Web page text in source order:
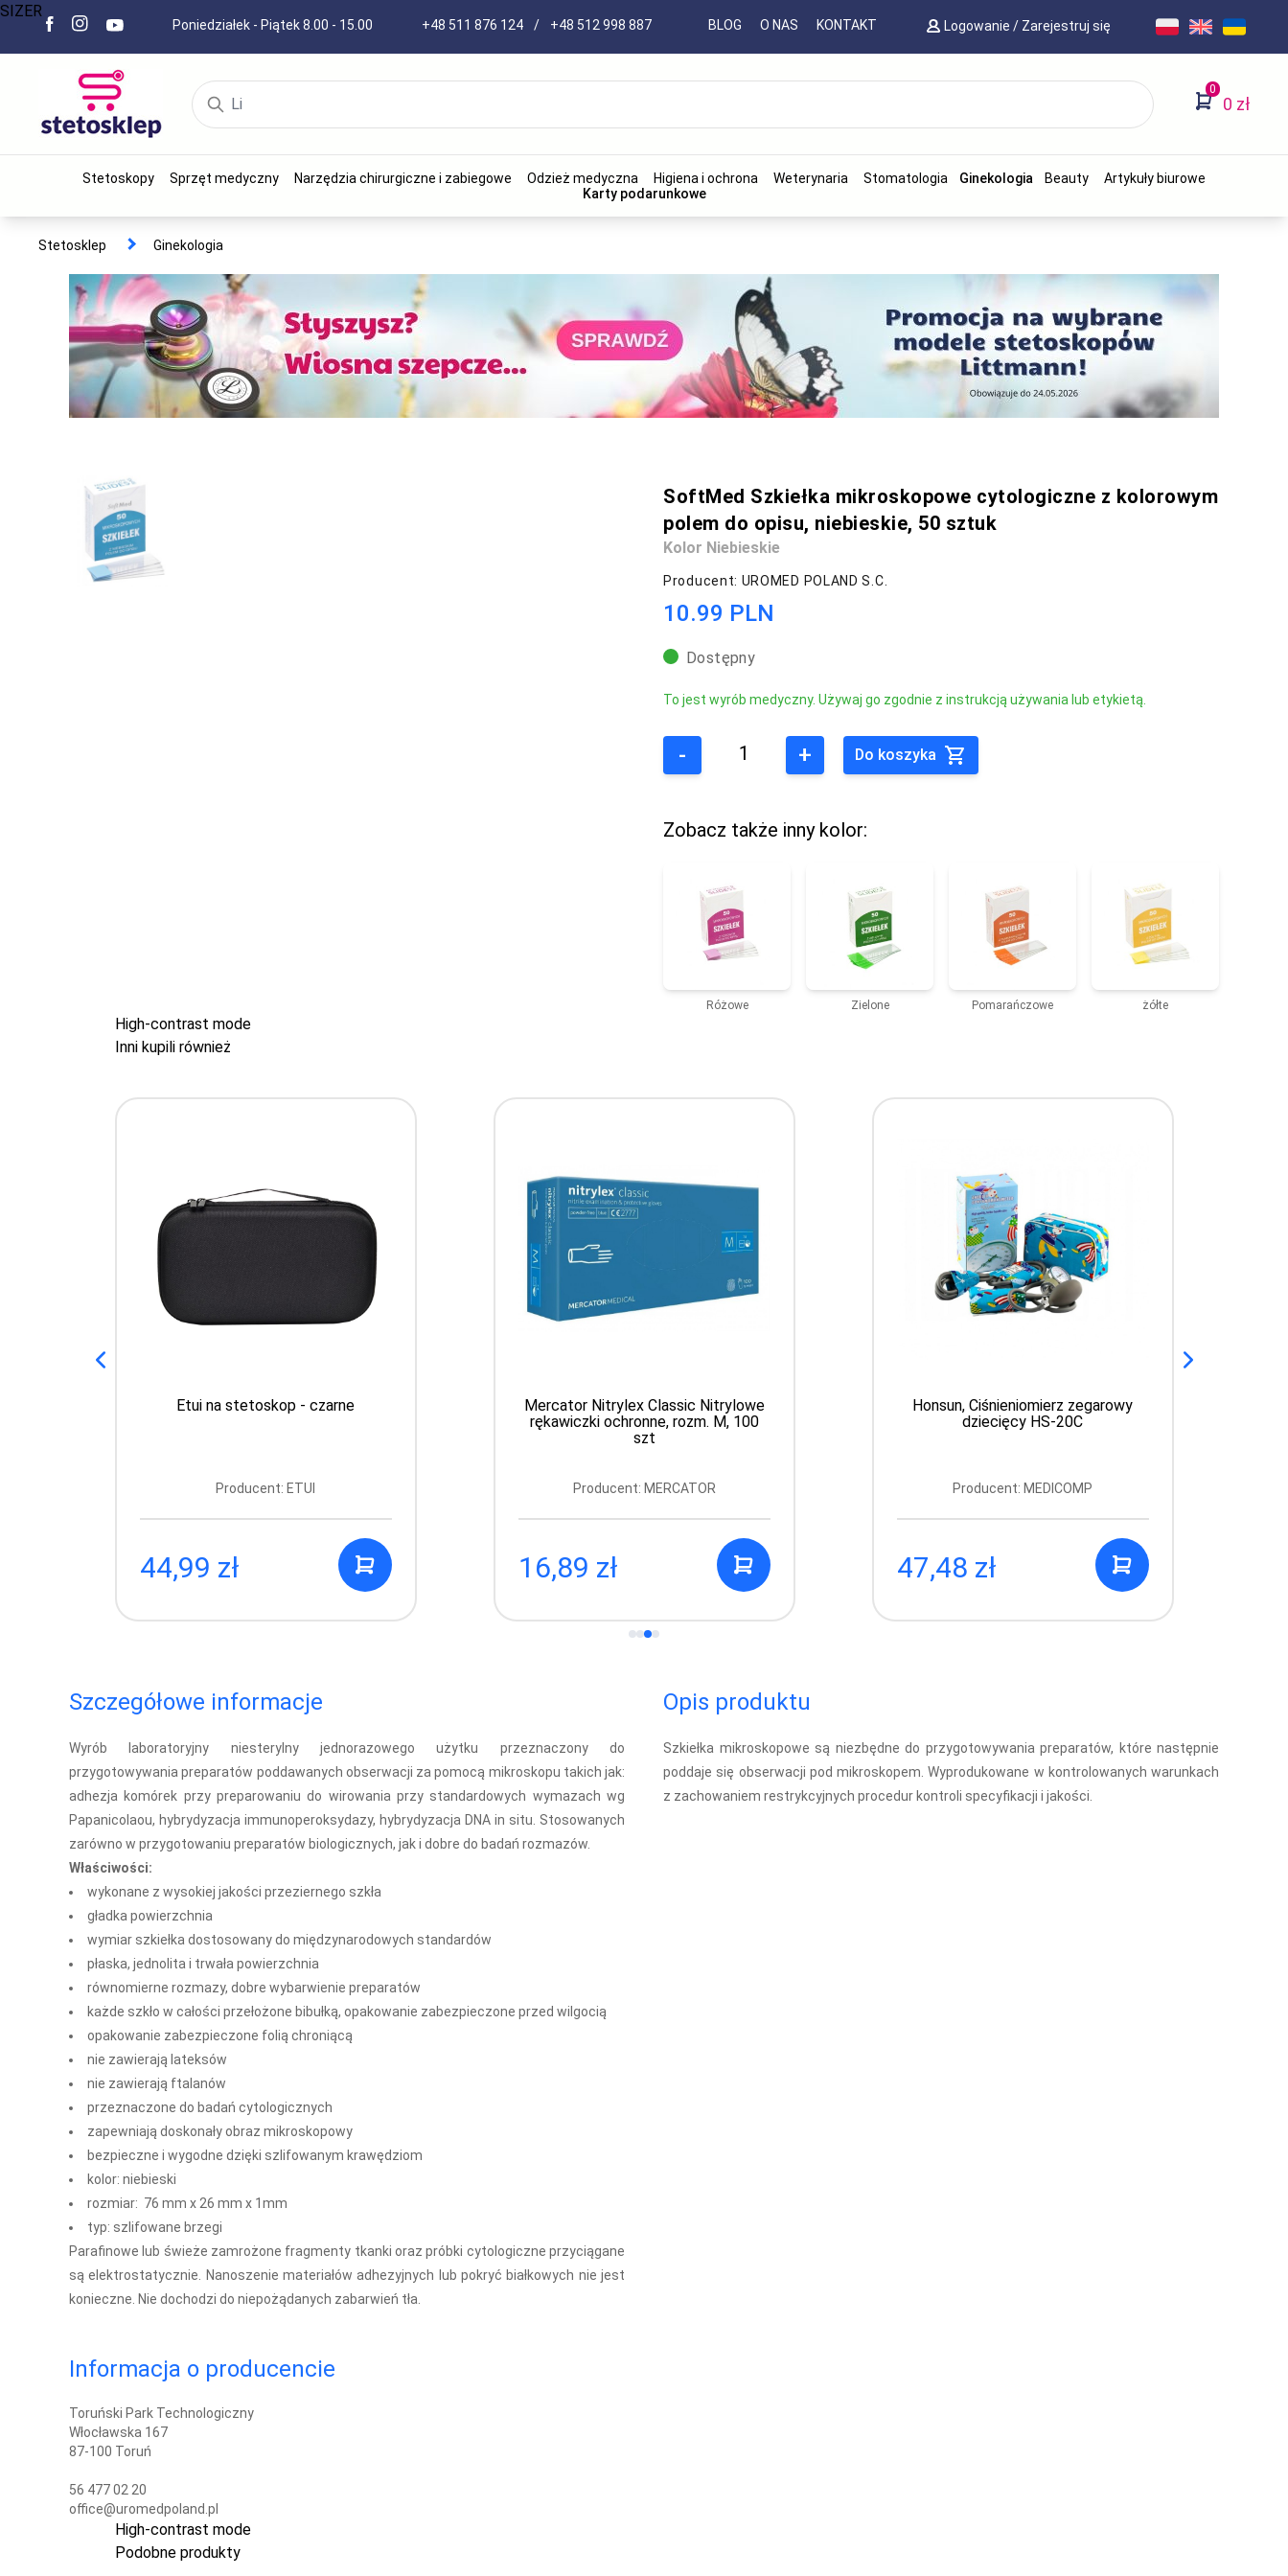
Poniedziałek - Piątek 8.00 - 15.00 +48 511 876 124 / +48 512 998 887 BLOG O NAS KONTAKT Logowanie / Zarejestruj się
0
0 zł
Stetoskopy Sprzęt medyczny Narzędzia chirurgiczne i zabiegowe Odzież medyczna Higiena i ochrona Weterynaria Stomatologia Ginekologia Beauty
Artykuły biurowe
Karty podarunkowe
Stetosklep Ginekologia
SoftMed Szkiełka mikroskopowe cytologiczne z kolorowym
polem do opisu, niebieskie, 50 sztuk
Kolor Niebieskie
Producent: UROMED POLAND S.C.
10.99 PLN
Dostępny
To jest wyrób medyczny. Używaj go zgodnie z instrukcją używania lub etykietą.
- + Do koszyka
Zobacz także inny kolor:
Różowe Zielone Pomarańczowe żółte
High-contrast mode
Inni kupili również
Etui na stetoskop - czarne
Producent: ETUI
44,99 zł
Mercator Nitrylex Classic Nitrylowe
rękawiczki ochronne, rozm. M, 100
szt
Producent: MERCATOR
16,89 zł
Honsun, Ciśnieniomierz zegarowy
dziecięcy HS-20C
Producent: MEDICOMP
47,48 zł
Szczegółowe informacje
Wyrób laboratoryjny niesterylny jednorazowego użytku przeznaczony do
przygotowywania preparatów poddawanych obserwacji za pomocą mikroskopu takich jak:
adhezja komórek przy preparowaniu do wirowania przy standardowych wymazach wg
Papanicolaou, hybrydyzacja immunoperoksydazy, hybrydyzacja DNA in situ. Stosowanych
zarówno w przygotowaniu preparatów biologicznych, jak i dobre do badań rozmazów.
Właściwości:
wykonane z wysokiej jakości przeziernego szkła
gładka powierzchnia
wymiar szkiełka dostosowany do międzynarodowych standardów
płaska, jednolita i trwała powierzchnia
równomierne rozmazy, dobre wybarwienie preparatów
każde szkło w całości przełożone bibułką, opakowanie zabezpieczone przed wilgocią
opakowanie zabezpieczone folią chroniącą
nie zawierają lateksów
nie zawierają ftalanów
przeznaczone do badań cytologicznych
zapewniają doskonały obraz mikroskopowy
bezpieczne i wygodne dzięki szlifowanym krawędziom
kolor: niebieski
rozmiar: 76 mm x 26 mm x 1mm
typ: szlifowane brzegi
Parafinowe lub świeże zamrożone fragmenty tkanki oraz próbki cytologiczne przyciągane
są elektrostatycznie. Nanoszenie materiałów adhezyjnych lub pokryć białkowych nie jest
konieczne. Nie dochodzi do niepożądanych zabarwień tła.
Opis produktu
Szkiełka mikroskopowe są niezbędne do przygotowywania preparatów, które następnie
poddaje się obserwacji pod mikroskopem. Wyprodukowane w kontrolowanych warunkach
z zachowaniem restrykcyjnych procedur kontroli specyfikacji i jakości.
Informacja o producencie
Toruński Park Technologiczny
Włocławska 167
87-100 Toruń
56 477 02 20
office@uromedpoland.pl
High-contrast mode
Podobne produkty
SIZER